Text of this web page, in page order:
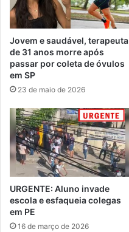
Jovem e saudável, terapeuta
de 31 anos morre após
passar por coleta de óvulos
em SP
23 de maio de 2026
URGENTE: Aluno invade
escola e esfaqueia colegas
em PE
16 de março de 2026